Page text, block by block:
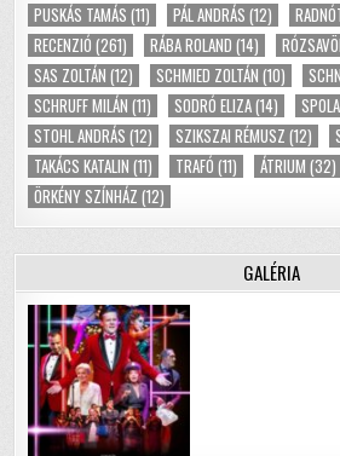
PUSKÁS TAMÁS (11) PÁL ANDRÁS (12)
RECENZIÓ (261) RÁBA ROLAND (14)
SAS ZOLTÁN (12) SCHMIED ZOLTÁN (10)
SCHRUFF MILÁN (11) SODRÓ ELIZA(14)
STOHL ANDRÁS (12) SZIKSZAI RÉMUSZ (12)
TAKÁCS KATALIN (11) TRAFÓ (11) ÁTRIUM (32)
ÖRKÉNY SZÍNHÁZ (12)
GALÉRIA